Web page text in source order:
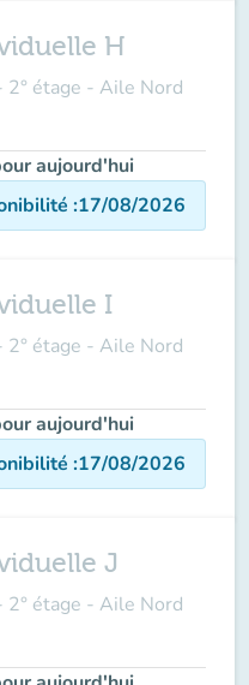
H
étage - Aile Nord
aujourd'hui
:17/08/2026
I
étage - Aile Nord
aujourd'hui
:17/08/2026
J
étage - Aile Nord